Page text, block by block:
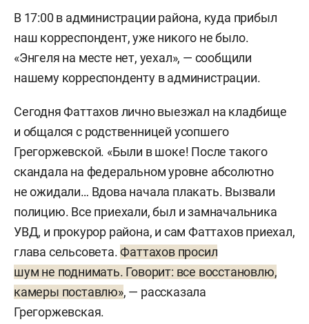
В 17:00 в администрации района, куда прибыл
наш корреспондент, уже никого не было.
«Энгеля на месте нет, уехал», — сообщили
нашему корреспонденту в администрации.
Сегодня Фаттахов лично выезжал на кладбище
и общался с родственницей усопшего
Грегоржевской. «Были в шоке! После такого
скандала на федеральном уровне абсолютно
не ожидали… Вдова начала плакать. Вызвали
полицию. Все приехали, был и замначальника
УВД, и прокурор района, и сам Фаттахов приехал,
глава сельсовета.Фаттахов просил
шум не поднимать. Говорит: все восстановлю,
камеры поставлю», — рассказала
Грегоржевская.